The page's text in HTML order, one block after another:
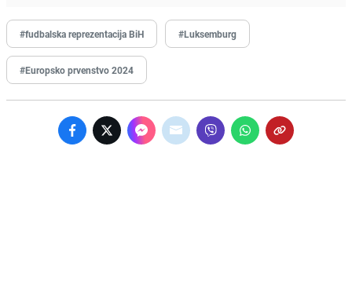
#fudbalska reprezentacija BiH #Luksemburg
#Europsko prvenstvo 2024